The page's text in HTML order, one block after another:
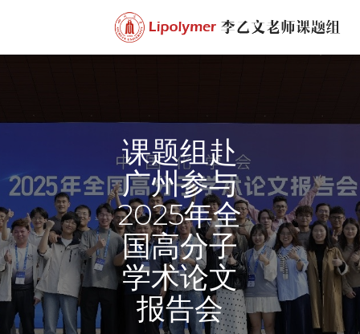
课题组赴
广州参与
2025年全
国高分子
学术论文
报告会